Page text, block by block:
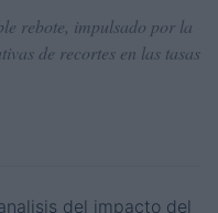
rebote, impulsado por la
de recortes en las tasas